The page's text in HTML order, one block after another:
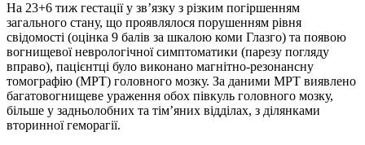
На 23+6 тиж гестації у зв’язку з різким погіршенням
загального стану, що проявлялося порушенням рівня
свідомості (оцінка 9 балів за шкалою коми Глазго) та появою
вогнищевої неврологічної симптоматики (парезу погляду
вправо), пацієнтці було виконано магнітно-резонансну
томографію (МРТ) головного мозку. За даними МРТ виявлено
багатовогнищеве ураження обох півкуль головного мозку,
більше у задньолобних та тім’яних відділах, з ділянками
вторинної геморагії.